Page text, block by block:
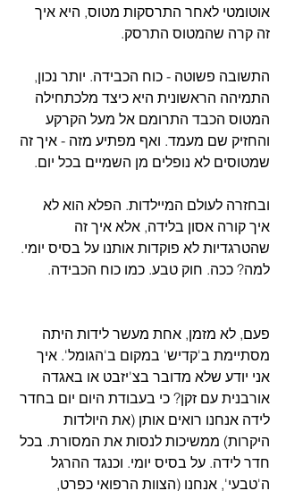
אוטומטי לאחר התרסקות מטוס, היא איך
זה קרה שהמטוס התרסק.
התשובה פשוטה - כוח הכבידה. יותר נכון,
התמיהה הראשונית היא כיצד מלכתחילה
המטוס הכבד התרומם אל מעל הקרקע
והחזיק שם מעמד. ואף מפתיע מזה - איך זה
שמטוסים לא נופלים מן השמיים בכל יום.
ובחזרה לעולם המיילדות. הפלא הוא לא
איך קורה אסון בלידה, אלא איך זה
שהטרגדיות לא פוקדות אותנו על בסיס יומי.
למה? ככה. חוק טבע. כמו כוח הכבידה.
פעם, לא מזמן, אחת מעשר לידות היתה
מסתיימת ב'קדיש' במקום ב'הגומל'. איך
אני יודע שלא מדובר בצ'יזבט או באגדה
אורבנית עם זקן? כי בעבודת היום יום בחדר
לידה אנחנו רואים אותן (את היולדות
היקרות) ממשיכות לנסות את המסורת. בכל
חדר לידה. על בסיס יומי. וכנגד ההרגל
ה'טבעי', אנחנו (הצוות הרפואי כפרט,